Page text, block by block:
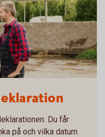
Du får
på och vilka datum